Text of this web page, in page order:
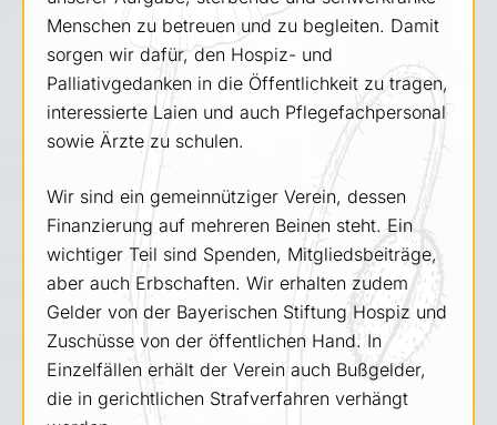
Menschen zu betreuen und zu begleiten. Damit
sorgen wir dafür, den Hospiz- und
Palliativgedanken in die Öffentlichkeit zu tragen,
interessierte Laien und auch Pflegefachpersonal
sowie Ärzte zu schulen.
Wir sind ein gemeinnütziger Verein, dessen
Finanzierung auf mehreren Beinen steht. Ein
wichtiger Teil sind Spenden, Mitgliedsbeiträge,
aber auch Erbschaften. Wir erhalten zudem
Gelder von der Bayerischen Stiftung Hospiz und
Zuschüsse von der öffentlichen Hand. In
Einzelfällen erhält der Verein auch Bußgelder,
die in gerichtlichen Strafverfahren verhängt